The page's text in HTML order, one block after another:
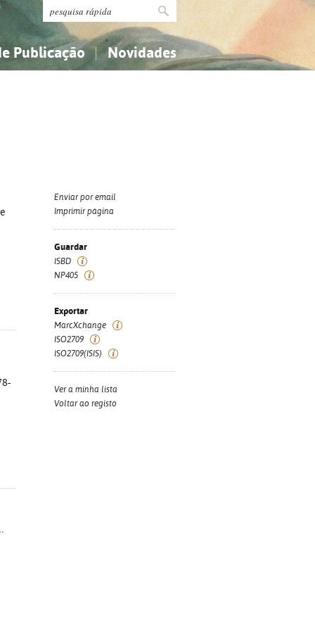
Publicação Novidades
Enviar por email
Imprimir página
Guardar
ISBD
NP405
Exportar
MarcXchange
ISO2709
ISO2709(ISIS)
Ver a minha lista
Voltar ao registo